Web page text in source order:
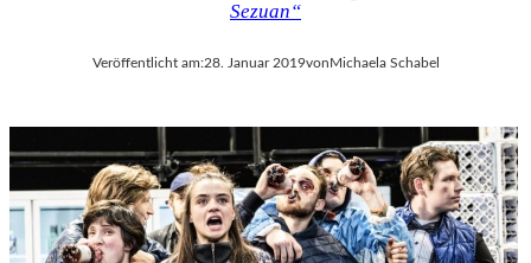
Sezuan“
Veröffentlicht am:28. Januar 2019vonMichaela Schabel